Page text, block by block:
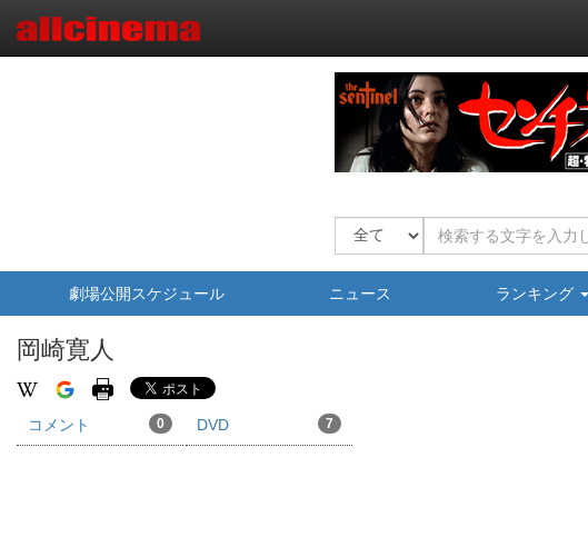
劇場公開スケジュール ニュース ランキング
岡崎寛人
コメント 0 DVD 7